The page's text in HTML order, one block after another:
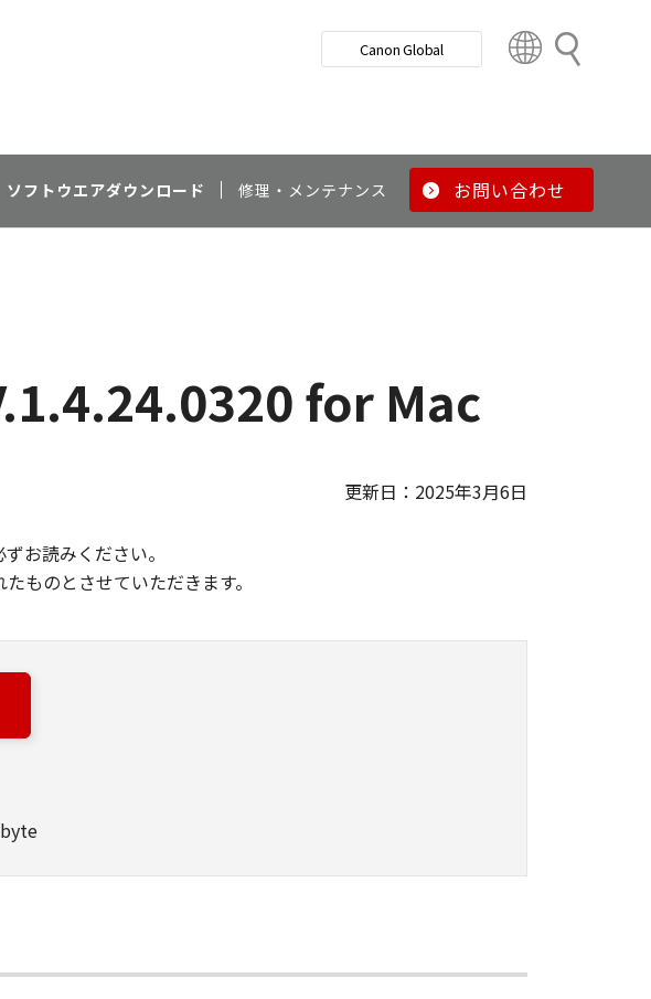
検
Canon Global
t
y
ソフトウエアダウンロード 修理・メンテナンス お問い合わせ
for Mac
更新日：2025年3月6日
お読みください。
ものとさせていただきます。